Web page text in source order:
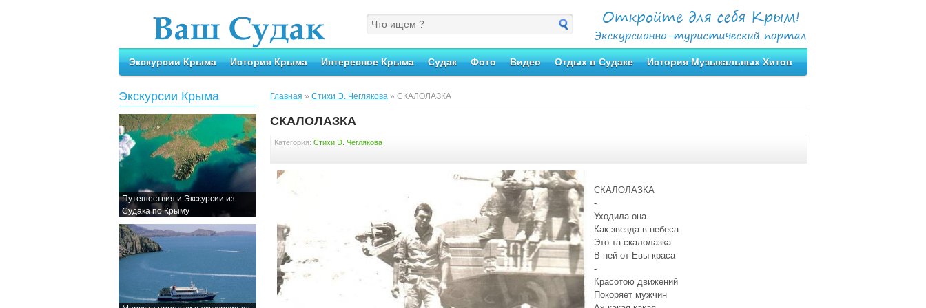
Экскурсии Крыма История Крыма Интересное Крыма Судак Фото Видео Отдых в Судаке История Музыкальных Хитов
Экскурсии Крыма
Путешествия и Экскурсии из
Судака по Крыму
Главная » Стихи Э. Чеглякова » СКАЛОЛАЗКА
СКАЛОЛАЗКА
Категория: Стихи Э. Чеглякова
СКАЛОЛАЗКА
-
Уходила она
Как звезда в небеса
Это та скалолазка
В ней от Евы краса
-
Красотою движений
Покоряет мужчин